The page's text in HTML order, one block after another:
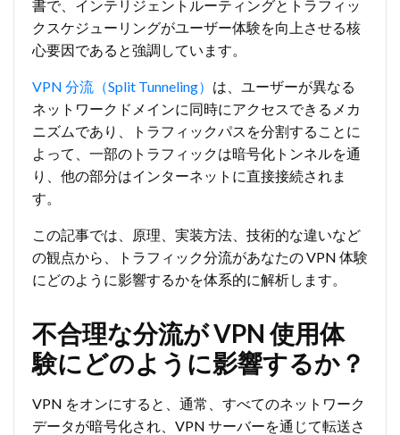
書で、インテリジェントルーティングとトラフィッ
クスケジューリングがユーザー体験を向上させる核
心要因であると強調しています。
VPN 分流（Split Tunneling） は、ユーザーが異なる
ネットワークドメインに同時にアクセスできるメカ
ニズムであり、トラフィックパスを分割することに
よって、一部のトラフィックは暗号化トンネルを通
り、他の部分はインターネットに直接接続されま
す。
この記事では、原理、実装方法、技術的な違いなど
の観点から、トラフィック分流があなたの VPN 体験
にどのように影響するかを体系的に解析します。
不合理な分流が VPN 使用体
験にどのように影響するか？
VPN をオンにすると、通常、すべてのネットワーク
データが暗号化され、VPN サーバーを通じて転送さ